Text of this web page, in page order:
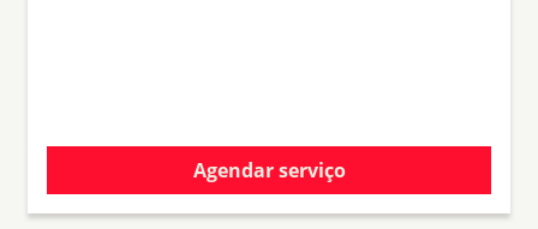
Agendar serviço